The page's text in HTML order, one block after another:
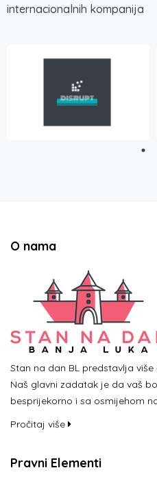
internacionalnih kompanija
O nama
Stan na dan BL predstavlja
Naš glavni zadatak je da vaš
besprijekorno i sa osmijehom
Pročitaj više
Pravni Elementi